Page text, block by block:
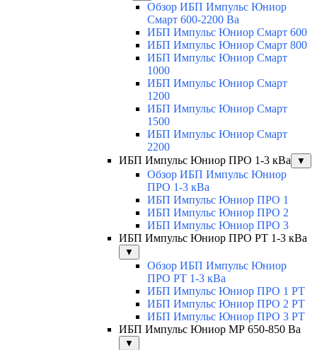
Обзор ИБП Импульс Юниор
Смарт 600-2200 Ва
ИБП Импульс Юниор Смарт 600
ИБП Импульс Юниор Смарт 800
ИБП Импульс Юниор Смарт
1000
ИБП Импульс Юниор Смарт
1200
ИБП Импульс Юниор Смарт
1500
ИБП Импульс Юниор Смарт
2200
ИБП Импульс Юниор ПРО 1-3 кВа
▼
Обзор ИБП Импульс Юниор
ПРО 1-3 кВа
ИБП Импульс Юниор ПРО 1
ИБП Импульс Юниор ПРО 2
ИБП Импульс Юниор ПРО 3
ИБП Импульс Юниор ПРО РТ 1-3 кВа
▼
Обзор ИБП Импульс Юниор
ПРО РТ 1-3 кВа
ИБП Импульс Юниор ПРО 1 РТ
ИБП Импульс Юниор ПРО 2 РТ
ИБП Импульс Юниор ПРО 3 РТ
ИБП Импульс Юниор МР 650-850 Ва
▼